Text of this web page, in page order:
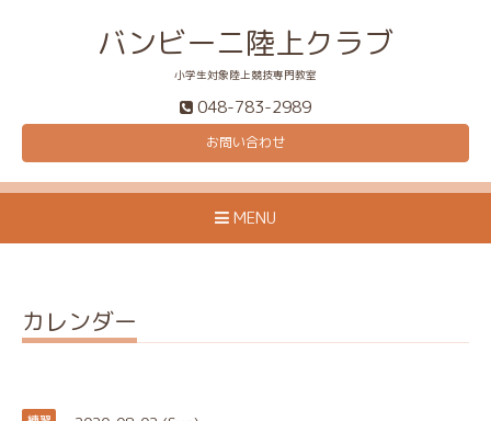
バンビーニ陸上クラブ
小学生対象陸上競技専門教室
048-783-2989
お問い合わせ
MENU
カレンダー